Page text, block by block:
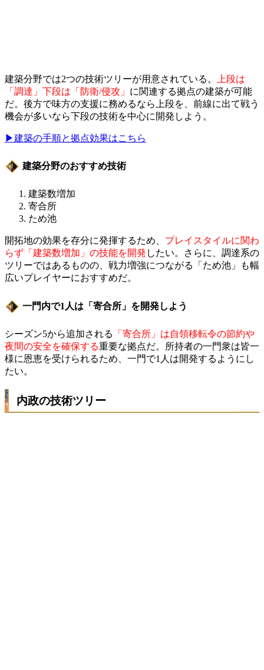
建築分野では2つの技術ツリーが用意されている。
上段は
「調達」下段は「防衛/侵攻」 に関連する拠点の建築が可能
だ。後方で味方の支援に務めるなら上段を、前線に出て戦う
機会が多いなら下段の技術を中心に開発しよう。
▶建築の手順と拠点効果はこちら
建築分野のおすすめ技術
建築数増加
寄合所
ため池
開拓地の効果を存分に発揮するため、 プレイスタイルに関わ
らず「建築数増加」の技能を開発 したい。さらに、調達系の
ツリーではあるものの、戦力増強につながる「ため池」も幅
広いプレイヤーにおすすめだ。
一門内で1人は「寄合所」を開発しよう
シーズン5から追加される
「寄合所」は自領移転令の節約や
夜間の安全を確保する重要な拠点だ。所持者の一門衆は皆一
様に恩恵を受けられるため、一門で1人は開発するようにし
たい。
内政の技術ツリー